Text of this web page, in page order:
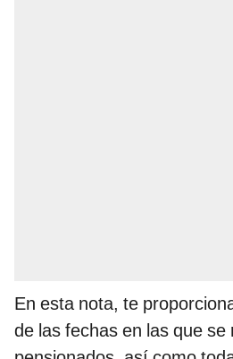
En esta nota, te
de las fechas en las que se